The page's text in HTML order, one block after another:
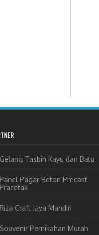
Gelang Tasbih Kayu dan Batu
Panel Pagar Beton Precast
Pracetak
Riza Craft Jaya Mandiri
Souvenir Pernikahan Murah